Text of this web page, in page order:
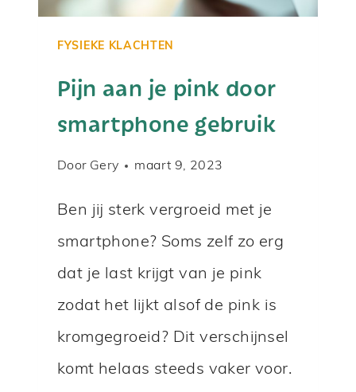
FYSIEKE KLACHTEN
Pijn aan je pink door
smartphone gebruik
Door Gery maart 9, 2023
Ben jij sterk vergroeid met je
smartphone? Soms zelf zo erg
dat je last krijgt van je pink
zodat het lijkt alsof de pink is
kromgegroeid? Dit verschijnsel
komt helaas steeds vaker voor.